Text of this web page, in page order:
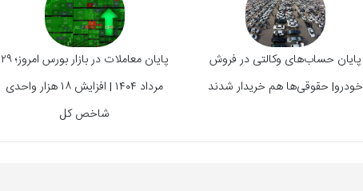
پایان حساب‌های وکالتی در فروش
خودرو| حقوقی‌ها هم خریدار شدند
پایان معاملات در بازار بورس امروز؛ ۲۹
مرداد ۱۴۰۴ | افزایش ۱۸ هزار واحدی
شاخص کل